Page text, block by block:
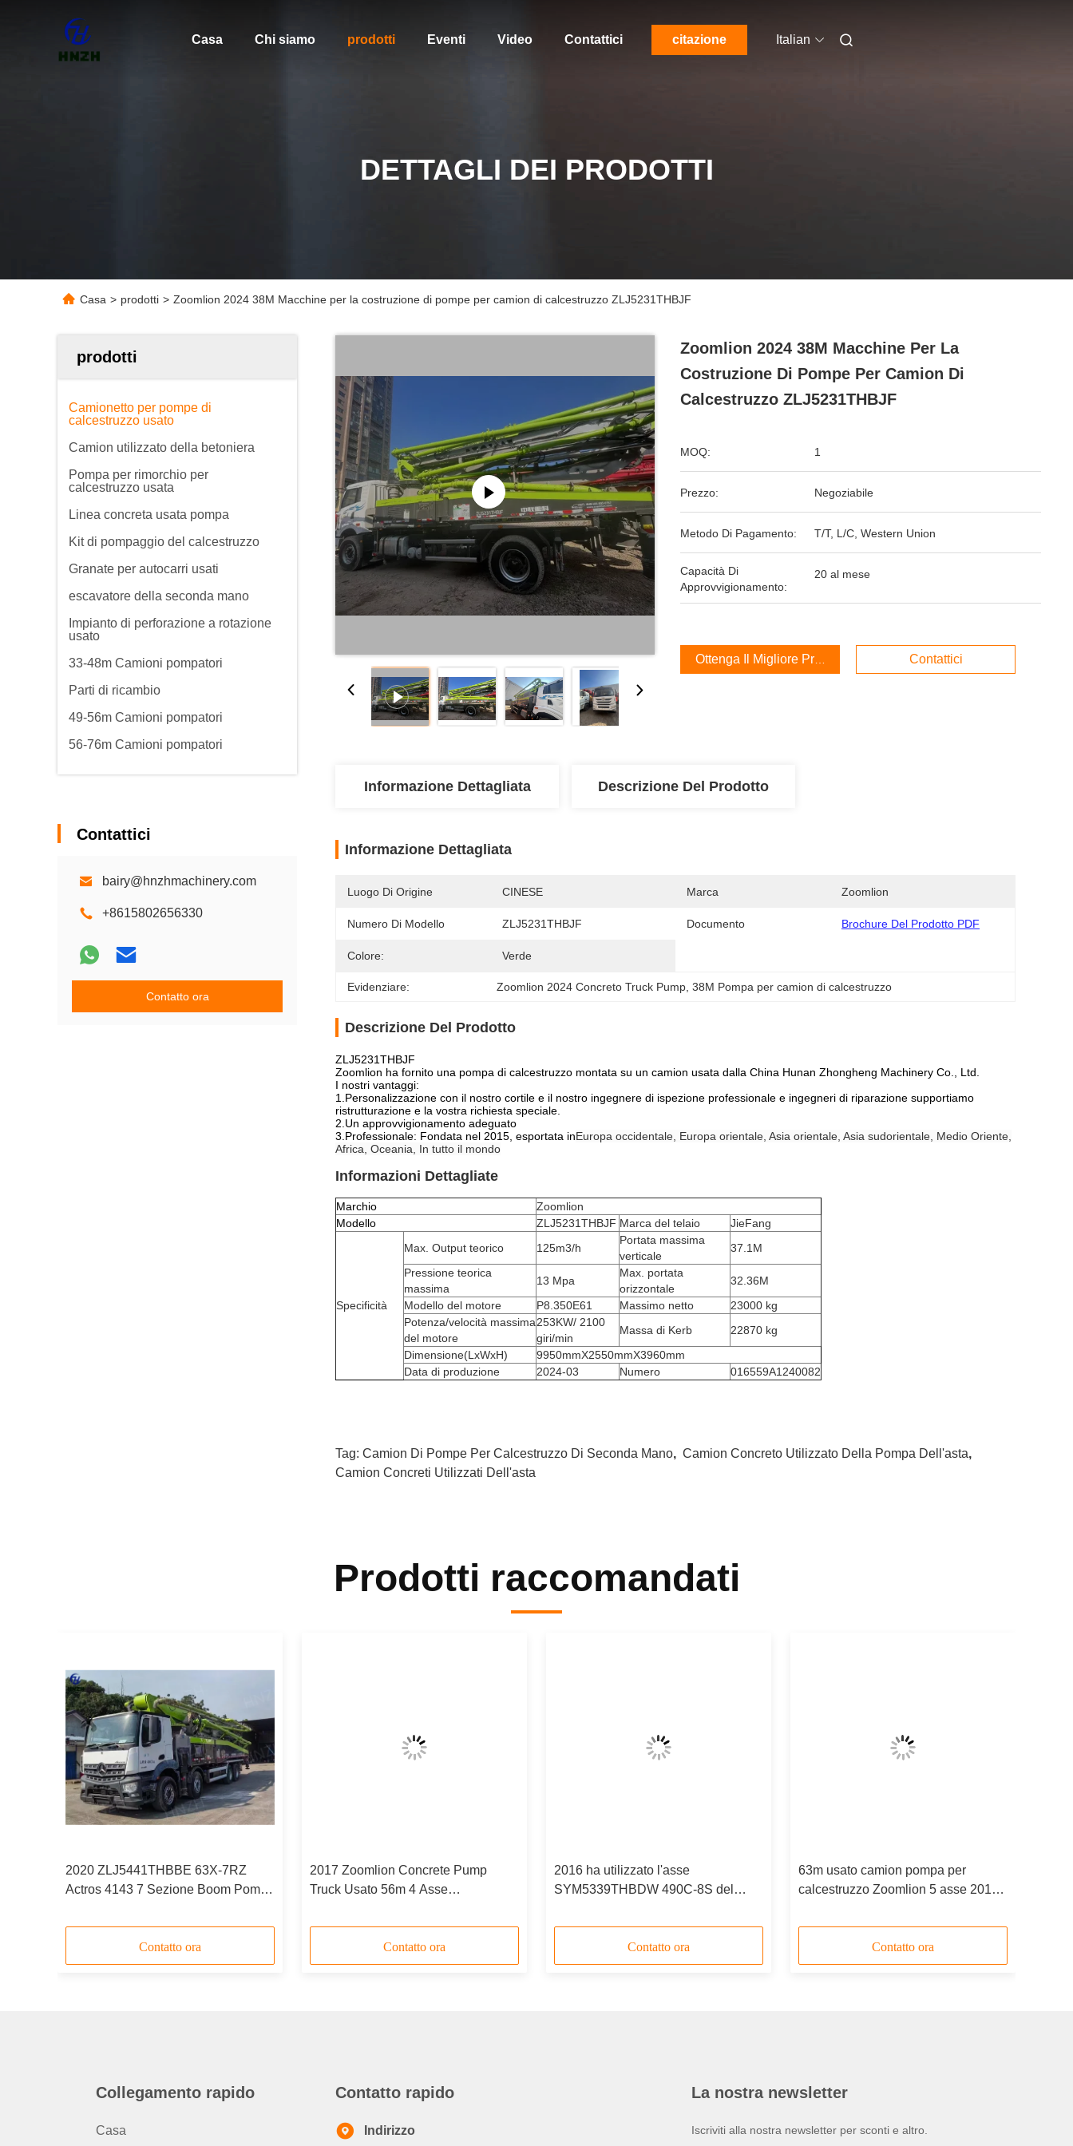
Casa Chi siamo prodotti Eventi Video Contattici citazione Italian
DETTAGLI DEI PRODOTTI
Casa > prodotti > Zoomlion 2024 38M Macchine per la costruzione di pompe per camion di calcestruzzo ZLJ5231THBJF
prodotti
Camionetto per pompe di
calcestruzzo usato
Camion utilizzato della betoniera
Pompa per rimorchio per
calcestruzzo usata
Linea concreta usata pompa
Kit di pompaggio del calcestruzzo
Granate per autocarri usati
escavatore della seconda mano
Impianto di perforazione a rotazione
usato
33-48m Camioni pompatori
Parti di ricambio
49-56m Camioni pompatori
56-76m Camioni pompatori
Contattici
bairy@hnzhmachinery.com
+8615802656330
Contatto ora
Zoomlion 2024 38M Macchine Per La
Costruzione Di Pompe Per Camion Di
Calcestruzzo ZLJ5231THBJF
MOQ: 1
Prezzo: Negoziabile
Metodo Di Pagamento: T/T, L/C, Western Union
Capacità Di
Approvvigionamento:
20 al mese
Ottenga Il Migliore Prezzo Contattici
Informazione Dettagliata Descrizione Del Prodotto
Informazione Dettagliata
Luogo Di Origine CINESE Marca Zoomlion
Numero Di Modello ZLJ5231THBJF Documento Brochure Del Prodotto PDF
Colore: Verde
Evidenziare: Zoomlion 2024 Concreto Truck Pump , 38M Pompa per camion di calcestruzzo
Descrizione Del Prodotto
ZLJ5231THBJF
Zoomlion ha fornito una pompa di calcestruzzo montata su un camion usata dalla China Hunan Zhongheng Machinery Co., Ltd.
I nostri vantaggi:
1.Personalizzazione con il nostro cortile e il nostro ingegnere di ispezione professionale e ingegneri di riparazione supportiamo
ristrutturazione e la vostra richiesta speciale.
2.Un approvvigionamento adeguato
3.Professionale: Fondata nel 2015, esportata inEuropa occidentale, Europa orientale, Asia orientale, Asia sudorientale, Medio Oriente,
Africa, Oceania, In tutto il mondo
Informazioni Dettagliate
Marchio
Zoomlion
Modello
ZLJ5231THBJF Marca del telaio JieFang
Specificità
Max. Output teorico 125m3/h
Portata massima
verticale
37.1M
Pressione teorica
massima
13 Mpa
Max. portata
orizzontale
32.36M
Modello del motore
P8.350E61 Massimo netto
23000 kg
Potenza/velocità massima
del motore
253KW/ 2100
giri/min
Massa di Kerb
22870 kg
Dimensione(LxWxH)
9950mmX2550mmX3960mm
Data di produzione
2024-03 Numero 016559A1240082
Tag: Camion Di Pompe Per Calcestruzzo Di Seconda Mano, Camion Concreto Utilizzato Della Pompa Dell'asta,
Camion Concreti Utilizzati Dell'asta
Prodotti raccomandati
2020 ZLJ5441THBBE 63X-7RZ
Actros 4143 7 Sezione Boom Pompa
Contatto ora
2017 Zoomlion Concrete Pump
Truck Usato 56m 4 Asse
Contatto ora
2016 ha utilizzato l'asse
SYM5339THBDW 490C-8S del
calcestruzzo SANY 3
Contatto ora
63m usato camion pompa per
calcestruzzo Zoomlion 5 asse 2013
Contatto ora
Collegamento rapido
Casa
Contatto rapido
Indirizzo
La nostra newsletter
Iscriviti alla nostra newsletter per sconti e altro.